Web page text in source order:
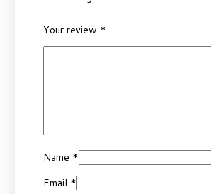
Your review *
Name *
Email *